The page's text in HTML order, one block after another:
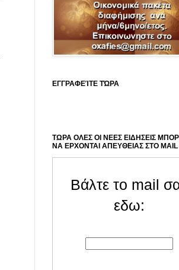
ΕΓΓΡΑΦΕΊΤΕ ΤΏΡΑ
ΤΩΡΑ ΟΛΕΣ ΟΙ ΝΕΕΣ ΕΙΔΗΣΕΙΣ
ΝΑ ΕΡΧΟΝΤΑΙ ΑΠΕΥΘΕΙΑΣ ΣΤΟ
Βάλτε το mail
εδω: